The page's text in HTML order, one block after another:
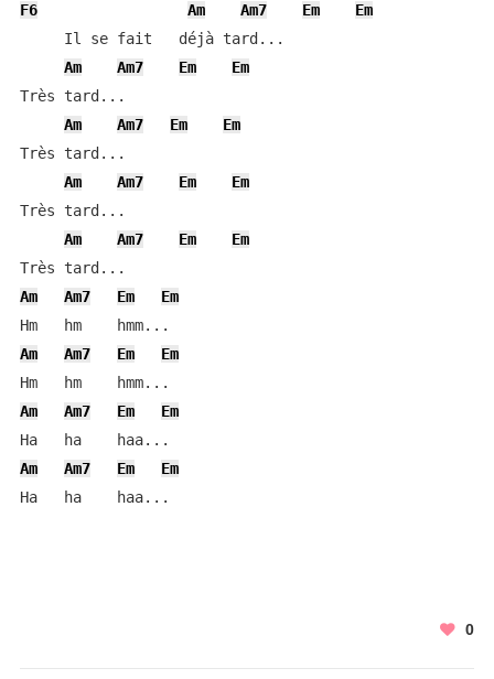
F6
Am Am7 Em
Em
     Il se fait   déjà tard...
Am
Am7 Em
Em
Très tard...
Am
Am7 Em
Em
Très tard...
Am
Am7 Em
Em
Très tard...
Am
Am7 Em
Em
Am
Am7 Em
Em
Am
Am7 Em
Em
Am
Am7 Em
Em
Am
Am7 Em
Em
Ha   ha    haa...
0